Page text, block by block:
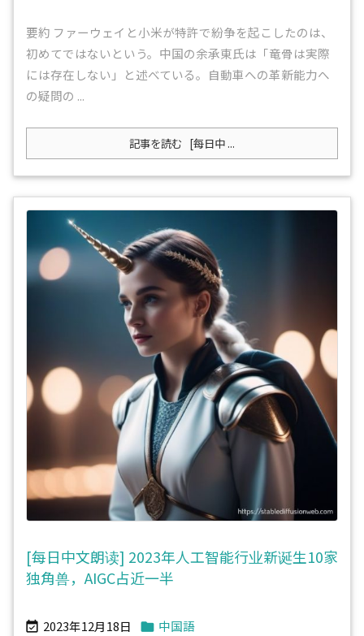
要約 ファーウェイと小米が特許で紛争を起こしたのは、
初めてではないという。中国の余承東氏は「竜骨は実際
には存在しない」と述べている。自動車への革新能力へ
の疑問の ...
記事を読む [每日中 ...
[每日中文朗读] 2023年人工智能行业新诞生10家
独角兽，AIGC占近一半
 2023年12月18日  中国語